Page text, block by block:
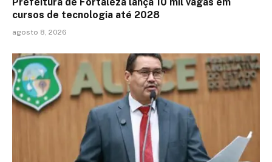
cursos de tecnologia até 2028
agosto 8, 2026